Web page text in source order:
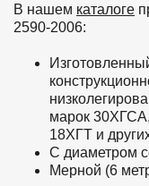
В нашем каталоге
2590-2006:
марок
18ХГТ и
С диаметром
Мерной (6